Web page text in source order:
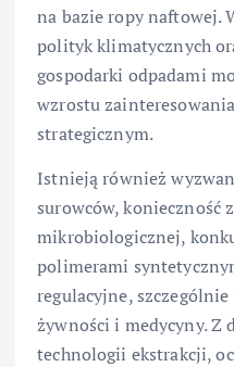
na bazie ropy naftowej.
polityk klimatycznych
gospodarki odpadami
wzrostu
strategicznym.
Istnieją również
surowców, konieczność
mikrobiologicznej,
polimerami
regulacyjne,
żywności i medycyny. Z
technologii ekstrakcji,